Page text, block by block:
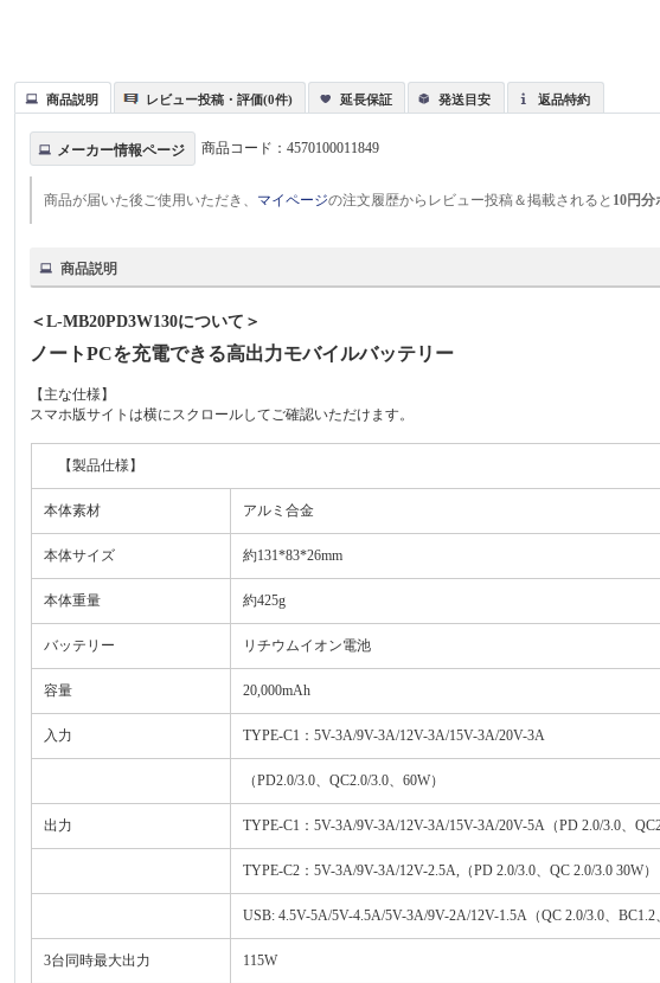
商品説明 レビュー投稿・評価(0件) 延長保証 発送目安 返品特約
メーカー情報ページ 商品コード：4570100011849
商品が届いた後ご使用いただき、 マイページの注文履歴からレビュー投稿＆掲載されると 10円
商品説明
＜L-MB20PD3W130について＞
ノートPCを充電できる高出力モバイルバッテリー
【主な仕様】
スマホ版サイトは横にスクロールしてご確認いただけます。
【製品仕様】
本体素材 アルミ合金
本体サイズ 約131*83*26mm
本体重量 約425g
バッテリー リチウムイオン電池
容量 20,000mAh
入力 TYPE-C1：5V-3A/9V-3A/12V-3A/15V-3A/20V-3A
（PD2.0/3.0、QC2.0/3.0、60W）
出力 TYPE-C1：5V-3A/9V-3A/12V-3A/15V-3A/20V-5A（PD 2.0/3.0、
TYPE-C2：5V-3A/9V-3A/12V-2.5A,（PD 2.0/3.0、QC 2.0/3.0 30W）
USB: 4.5V-5A/5V-4.5A/5V-3A/9V-2A/12V-1.5A（QC 2.0/3.0、BC1.2
3台同時最大出力 115W